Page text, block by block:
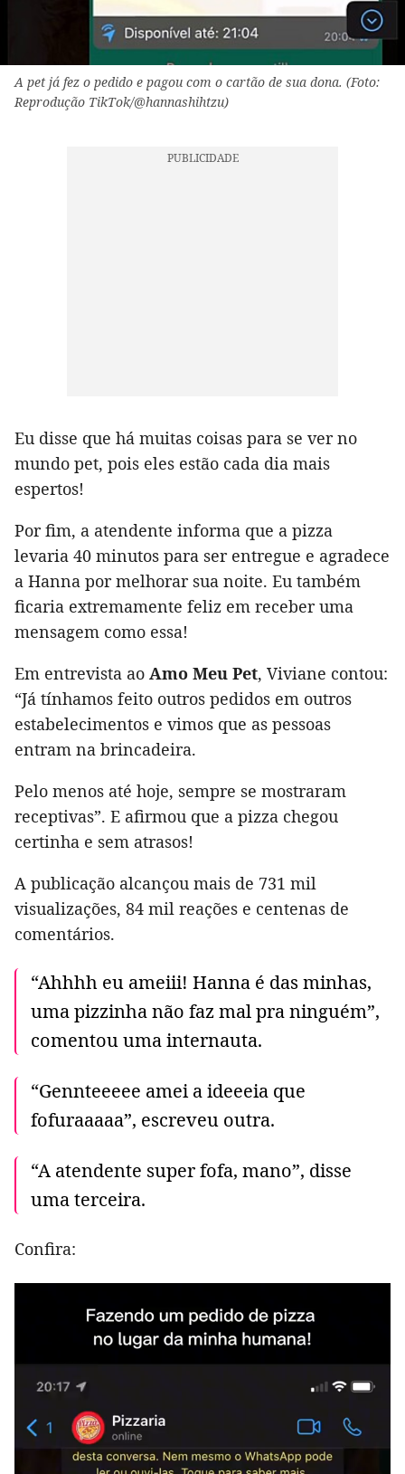
A pet já fez o pedido e pagou com o cartão de sua dona. (Foto:
Reprodução TikTok/@hannashihtzu)
Eu disse que há muitas coisas para se ver no
mundo pet, pois eles estão cada dia mais
espertos!
Por fim, a atendente informa que a pizza
levaria 40 minutos para ser entregue e agradece
a Hanna por melhorar sua noite. Eu também
ficaria extremamente feliz em receber uma
mensagem como essa!
Em entrevista ao Amo Meu Pet, Viviane contou:
“Já tínhamos feito outros pedidos em outros
estabelecimentos e vimos que as pessoas
entram na brincadeira.
Pelo menos até hoje, sempre se mostraram
receptivas”. E afirmou que a pizza chegou
certinha e sem atrasos!
A publicação alcançou mais de 731 mil
visualizações, 84 mil reações e centenas de
comentários.
“Ahhhh eu ameiii! Hanna é das minhas,
uma pizzinha não faz mal pra ninguém”,
comentou uma internauta.
“Gennteeeee amei a ideeeia que
fofuraaaaa”, escreveu outra.
“A atendente super fofa, mano”, disse
uma terceira.
Confira: